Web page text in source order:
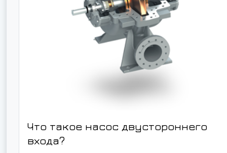
Что такое насос двустороннего
входа?